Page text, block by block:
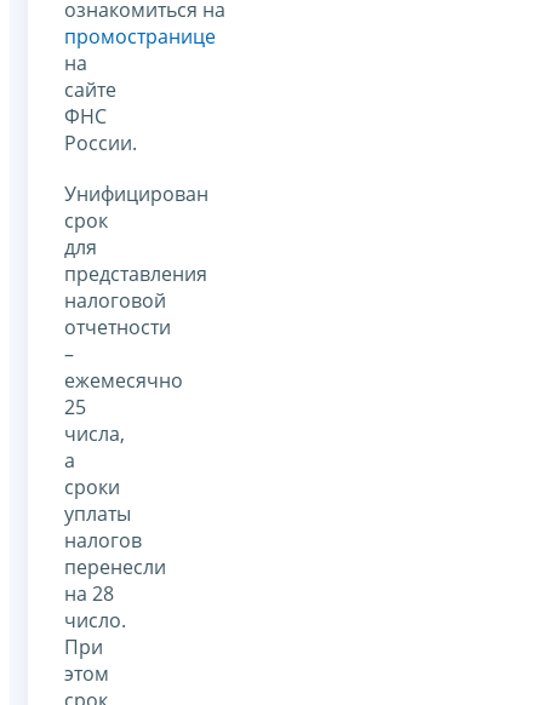
ознакомиться на
промостранице
на
сайте
ФНС
России.
Унифицирован
срок
для
представления
налоговой
отчетности
–
ежемесячно
25
числа,
а
сроки
уплаты
налогов
перенесли
на 28
число.
При
этом